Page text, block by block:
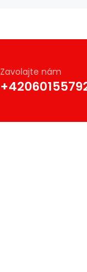
Zavolajte nám